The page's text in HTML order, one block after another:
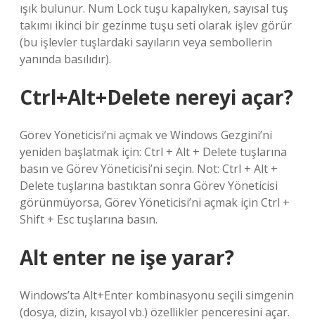
ışık bulunur. Num Lock tuşu kapalıyken, sayısal tuş
takımı ikinci bir gezinme tuşu seti olarak işlev görür
(bu işlevler tuşlardaki sayıların veya sembollerin
yanında basılıdır).
Ctrl+Alt+Delete nereyi açar?
Görev Yöneticisi’ni açmak ve Windows Gezgini’ni
yeniden başlatmak için: Ctrl + Alt + Delete tuşlarına
basın ve Görev Yöneticisi’ni seçin. Not: Ctrl + Alt +
Delete tuşlarına bastıktan sonra Görev Yöneticisi
görünmüyorsa, Görev Yöneticisi’ni açmak için Ctrl +
Shift + Esc tuşlarına basın.
Alt enter ne işe yarar?
Windows’ta Alt+Enter kombinasyonu seçili simgenin
(dosya, dizin, kısayol vb.) özellikler penceresini açar.